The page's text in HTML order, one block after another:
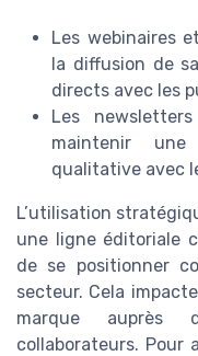
Les webinaires
la diffusion de
directs avec les
Les
maintenir une
qualitative avec
L’utilisation
une ligne éditoriale
de se positionner
secteur. Cela
marque auprès
collaborateurs.